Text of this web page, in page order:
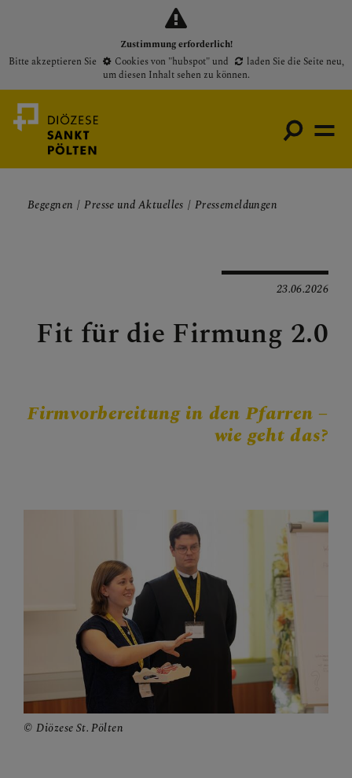
Zustimmung erforderlich!
Bitte akzeptieren Sie
Cookies von "hubspot"und laden Sie die Seite neu,
um diesen Inhalt sehen zu können.
Presse
Jobbörse
GLAUBEN
ERLEBEN
MITMACHEN
BEGEGNEN
Begegnungstage
Begegnen Presse und Aktuelles Pressemeldungen
23.06.2026
Fit für die Firmung 2.0
Firmvorbereitung in den Pfarren –
wie geht das?
Diözese St. Pölten